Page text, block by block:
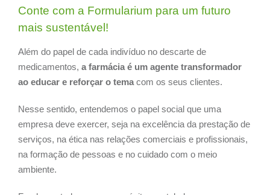
Conte com a Formularium para um futuro
mais sustentável!
Além do papel de cada indivíduo no descarte de
medicamentos, a farmácia é um agente transformador
ao educar e reforçar o tema com os seus clientes.
Nesse sentido, entendemos o papel social que uma
empresa deve exercer, seja na excelência da prestação de
serviços, na ética nas relações comerciais e profissionais,
na formação de pessoas e no cuidado com o meio
ambiente.